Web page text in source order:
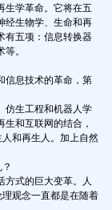
生学革命。它将在五
经生物学、生命和再
有五项：信息转换器
。
信息技术的革命，第
仿生工程和机器人学
和互联网的结合，
和再生人。加上自然
式的巨大变革。人
观念一直都是在随着